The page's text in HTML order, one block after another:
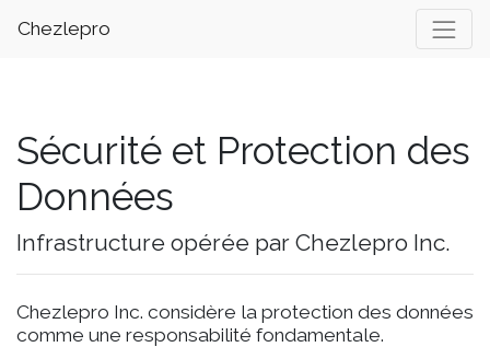
Chezlepro
Sécurité et Protection des
Données
Infrastructure opérée par Chezlepro Inc.
Chezlepro Inc. considère la protection des données
comme une responsabilité fondamentale.